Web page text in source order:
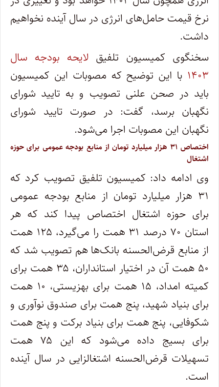
نرخ قیمت حامل‌های انرژی در سال آینده نخواهیم
داشت.
سخنگوی کمیسیون تلفیق لایحه بودجه سال
۱۴۰۳ با این توضیح که مصوبات این کمیسیون
باید در صحن علنی تصویب و به تایید شورای
نگهبان برسد، گفت: در صورت تایید شورای
نگهبان این مصوبات اجرا می‌شود.
اختصاص ۳۱ هزار میلیارد تومان از منابع بودجه عمومی برای حوزه
اشتغال
وی ادامه داد: کمیسیون تلفیق تصویب کرد که
۳۱ هزار میلیارد تومان از منابع بودجه عمومی
برای حوزه اشتغال اختصاص پیدا کند که هر
استان ۷۰ درصد ۳۱ همت را می‌گیرد، ۱۲۵ همت
از منابع قرض‌الحسنه بانک‌ها هم تصویب شد که
۵۰ همت آن در اختیار استانداران، ۳۵ همت برای
کمیته امداد، ۱۵ همت برای بهزیستی، ۱۰ همت
برای بنیاد شهید، پنج همت برای صندوق نوآوری و
شکوفایی، پنج همت برای بنیاد برکت و پنج همت
برای بسیج داده می‌شود که این ۷۵ همت
تسهیلات قرض‌الحسنه اشتغالزایی در سال آینده
است.